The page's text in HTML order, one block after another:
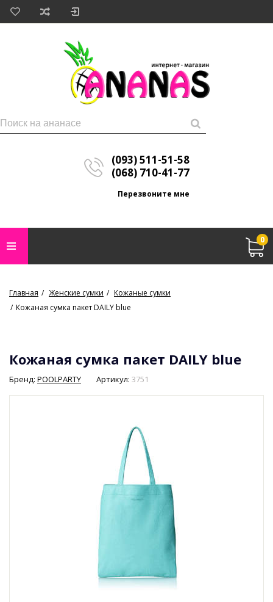
(093) 511-51-58
(068) 710-41-77
Перезвоните мне
0
Главная Женские сумки
Кожаные сумки
Кожаная сумка пакет DAILY blue
Кожаная сумка пакет DAILY blue
Бренд: POOLPARTY Артикул: 3751